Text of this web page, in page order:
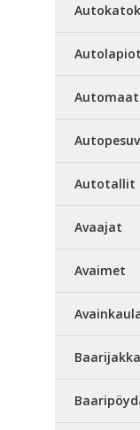
Autolapiot
Autotallit
Avaajat
Avaimet